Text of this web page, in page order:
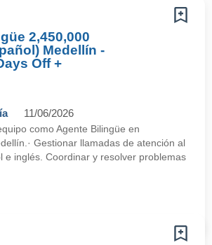
2,450,000
Medellín -
Off +
11/06/2026
como Agente Bilingüe en
Gestionar llamadas de atención al
e inglés. Coordinar y resolver problemas